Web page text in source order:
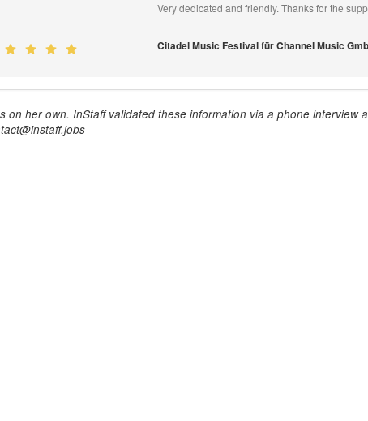
Very dedicated and friendly. Thanks for the
Citadel Music Festival für Channel Music
her own. InStaff validated these information via a phone interview